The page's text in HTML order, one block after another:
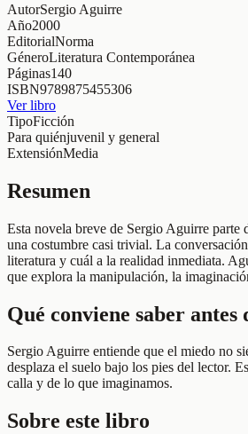
AutorSergio Aguirre
Año2000
EditorialNorma
GéneroLiteratura Contemporánea
Páginas140
ISBN9789875455306
Ver libro
TipoFicción
Para quiénjuvenil y general
ExtensiónMedia
Resumen
Esta novela breve de Sergio Aguirre parte
una costumbre casi trivial. La
literatura y cuál a la realidad inmediata.
que explora la manipulación, la
Qué conviene saber antes
Sergio Aguirre entiende que el miedo no
desplaza el suelo bajo los pies del lector.
calla y de lo que imaginamos.
Sobre este libro